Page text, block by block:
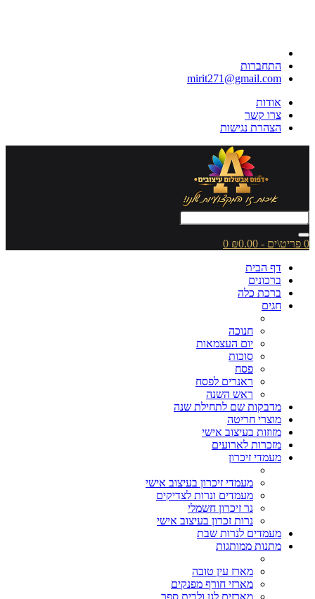
התחברות
mirit271@gmail.com
אודות
צרו קשר
הצהרת נגישות
0 פריט\ים - ₪0.00
0
דף הבית
ברכונים
ברכת כלה
חגים
חנוכה
יום העצמאות
סוכות
פסח
ראנרים לפסח
ראש השנה
מדבקות שם לתחילת שנה
מוצרי חריטה
מזוזות בעיצוב אישי
מזכרות לארועים
מעמדי זיכרון
מעמדי זיכרון בעיצוב אישי
מעמדים ונרות לצדיקים
נר זיכרון חשמלי
נרות זכרון בעיצוב אישי
מעמדים לנרות שבת
מתנות ממותגות
מארז עין טובה
מארזי חורף מפנקים
מארזים לגן ולבית ספר